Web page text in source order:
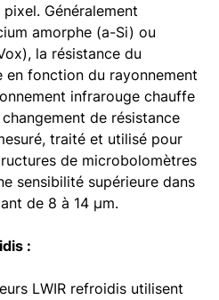
Généralement
amorphe (a-Si) ou
la résistance du
en fonction du rayonnement
infrarouge chauffe
de résistance
traité et utilisé pour
de microbolomètres
sensibilité supérieure dans
de 8 à 14 µm.
:
LWIR refroidis utilisent